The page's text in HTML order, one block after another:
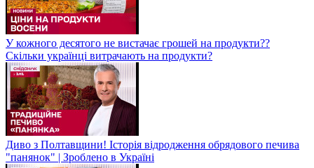
У кожного десятого не вистачає грошей на продукти??
Скільки українці витрачають на продукти?
Диво з Полтавщини! Історія відродження обрядового печива
"панянок" | Зроблено в Україні